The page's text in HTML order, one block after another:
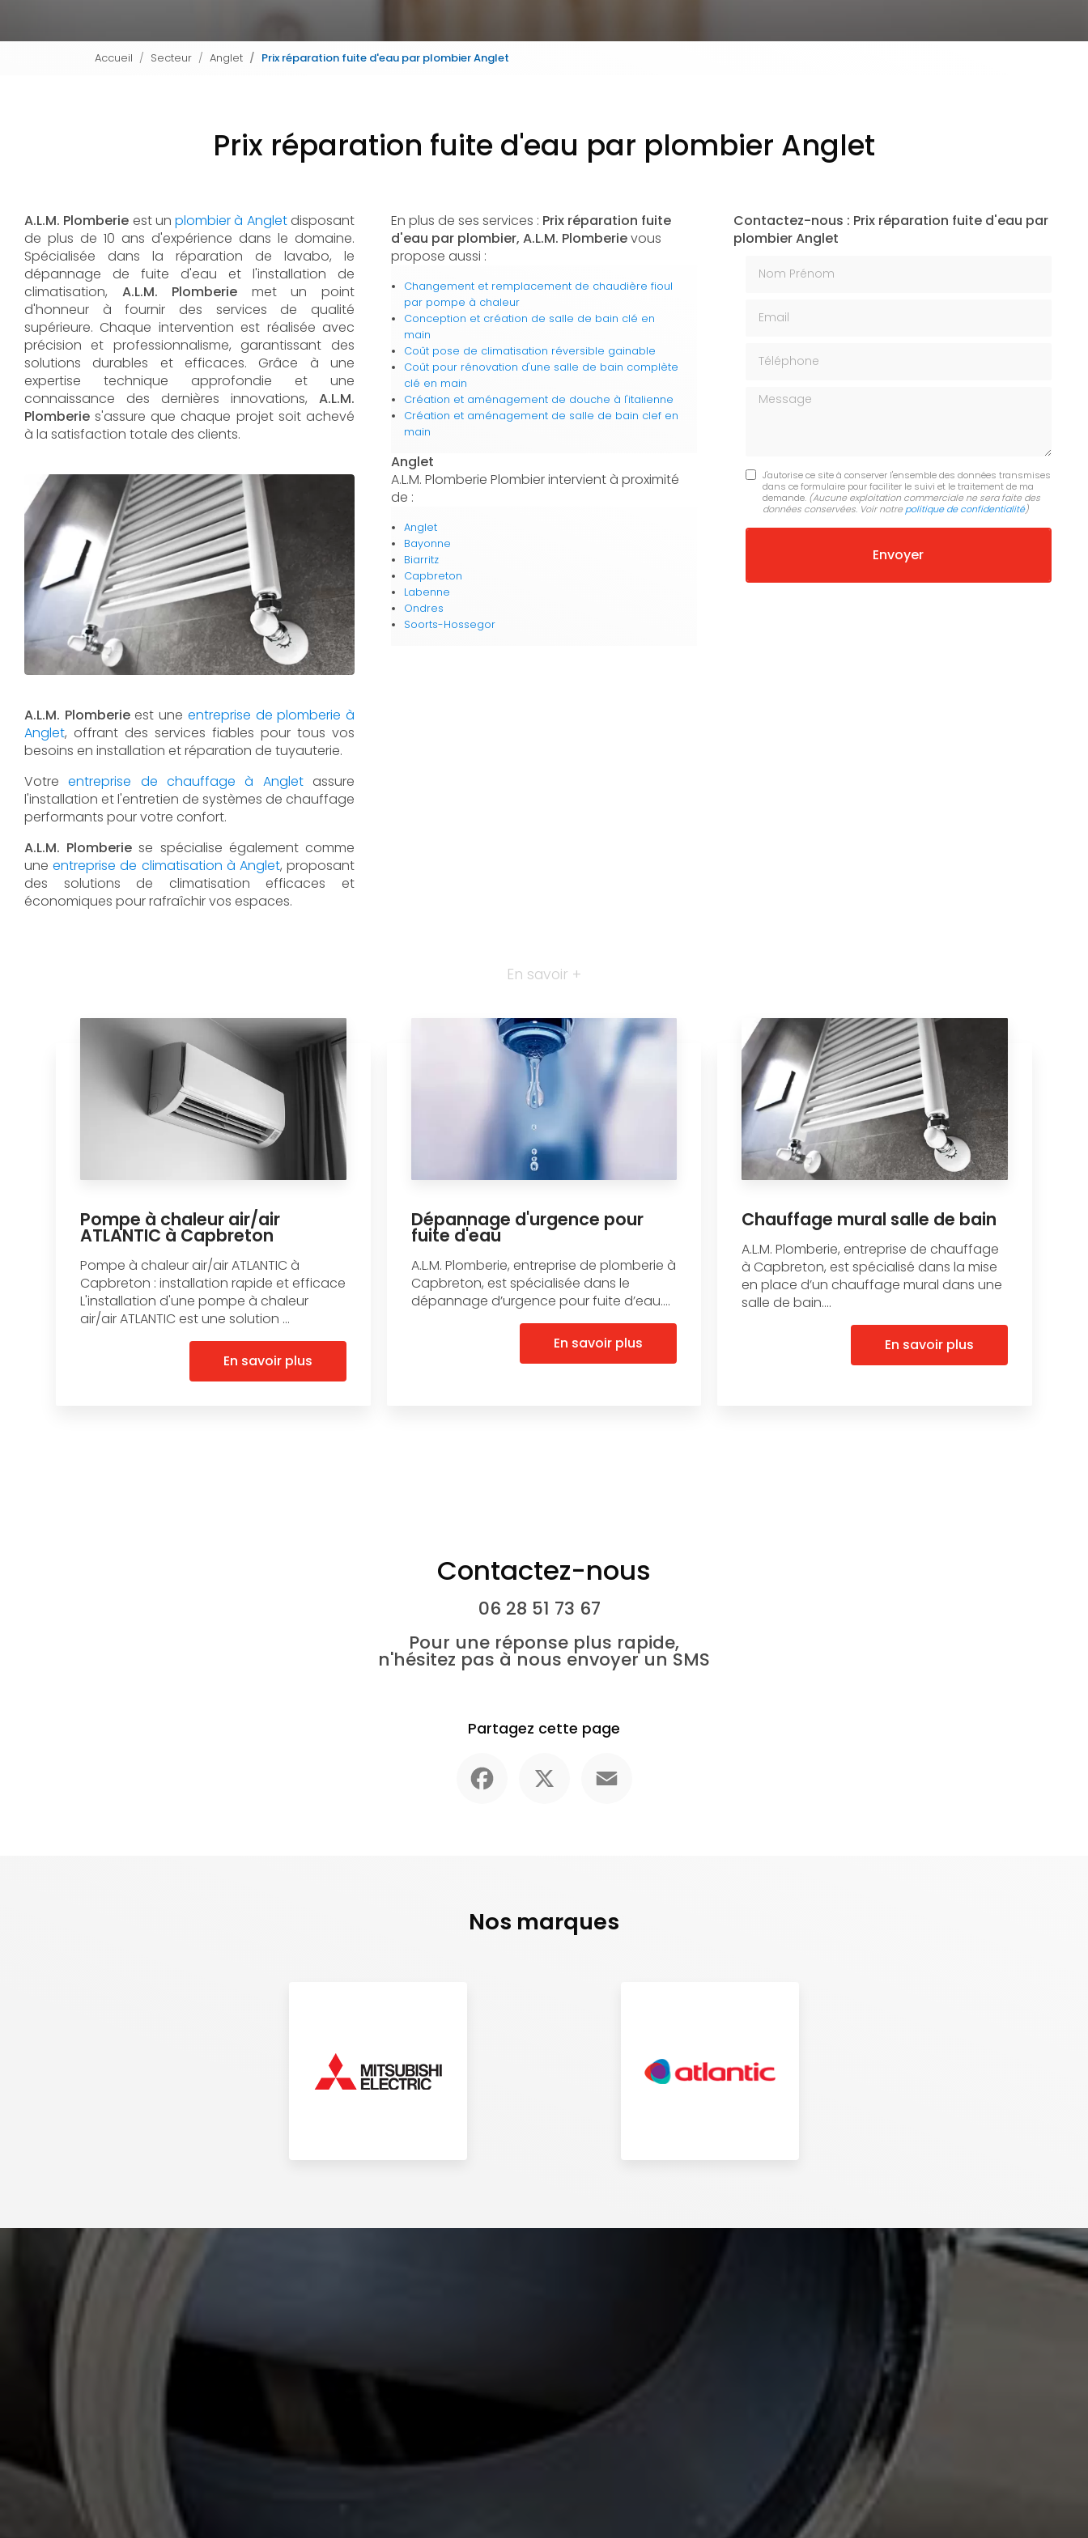
Accueil Secteur Anglet Prix réparation fuite d'eau par plombier Anglet
Prix réparation fuite d'eau par plombier Anglet
A.L.M. Plomberie est unplombier à Angletdisposant
de plus de 10 ans d'expérience dans le domaine.
Spécialisée dans la réparation de lavabo, le
dépannage de fuite d'eau et l'installation de
climatisation, A.L.M. Plomberie met un point
d'honneur à fournir des services de qualité
supérieure. Chaque intervention est réalisée avec
précision et professionnalisme, garantissant des
solutions durables et efficaces. Grâce à une
expertise technique approfondie et une
connaissance des dernières innovations, A.L.M.
Plomberie s'assure que chaque projet soit achevé
à la satisfaction totale des clients.
A.L.M. Plomberieest une entreprise de plomberie à
Anglet, offrant des services fiables pour tous vos
besoins en installation et réparation de tuyauterie.
Votreentreprise de chauffage à Angletassure
l'installation et l'entretien de systèmes de chauffage
performants pour votre confort.
A.L.M. Plomberie se spécialise également comme
uneentreprise de climatisation à Anglet, proposant
des solutions de climatisation efficaces et
économiques pour rafraîchir vos espaces.
En plus de ses services : Prix réparation fuite
d'eau par plombier, A.L.M. Plomberievous
propose aussi :
Changement et remplacement de chaudière fioul
par pompe à chaleur
Conception et création de salle de bain clé en
main
Coût pose de climatisation réversible gainable
Coût pour rénovation d'une salle de bain complète
clé en main
Création et aménagement de douche à l'italienne
Création et aménagement de salle de bain clef en
main
Anglet
A.L.M. Plomberie Plombier intervient à proximité
de :
Anglet
Bayonne
Biarritz
Capbreton
Labenne
Ondres
Soorts-Hossegor
Contactez-nous : Prix réparation fuite d'eau par
plombier Anglet
Message
J'autorise ce site à conserver l'ensemble des données transmises
dans ce formulaire pour faciliter le suivi et le traitement de ma
demande. (Aucune exploitation commerciale ne sera faite des
données conservées. Voir notre politique de confidentialité)
En savoir +
Pompe à chaleur air/air
ATLANTIC à Capbreton
Pompe à chaleur air/air ATLANTIC à
Capbreton : installation rapide et efficace
L'installation d'une pompe à chaleur
air/air ATLANTIC est une solution ...
En savoir plus
Dépannage d'urgence pour
fuite d'eau
A.L.M. Plomberie, entreprise de plomberie à
Capbreton, est spécialisée dans le
dépannage d’urgence pour fuite d’eau....
En savoir plus
Chauffage mural salle de bain
A.L.M. Plomberie, entreprise de chauffage
à Capbreton, est spécialisé dans la mise
en place d’un chauffage mural dans une
salle de bain....
En savoir plus
Contactez-nous
06 28 51 73 67
Pour une réponse plus rapide,
n'hésitez pas à nous envoyer un SMS
Partagez cette page
Nos marques